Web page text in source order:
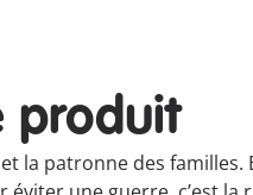
produit
la patronne des